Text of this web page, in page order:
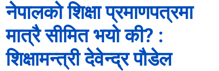
नेपालको शिक्षा प्रमाणपत्रमा
मात्रै सीमित भयो की? :
शिक्षामन्त्री देवेन्द्र पौडेल